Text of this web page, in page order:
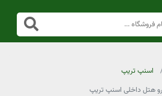
اسنپ تریپ